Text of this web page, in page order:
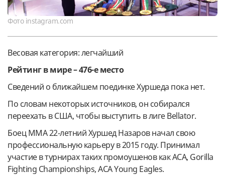
Фото instagram.com
Весовая категория: легчайший
Рейтинг в мире – 476-е место
Сведений о ближайшем поединке Хуршеда пока нет.
По словам некоторых источников, он собирался
переехать в США, чтобы выступить в лиге Bellator.
Боец ММА 22-летний Хуршед Назаров начал свою
профессиональную карьеру в 2015 году. Принимал
участие в турнирах таких промоушенов как ACA, Gorilla
Fighting Championships, ACA Young Eagles.